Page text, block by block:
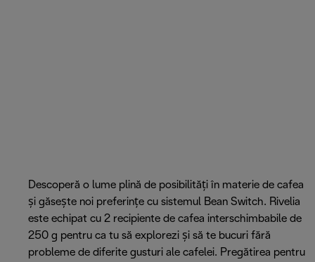
Descoperă o lume plină de posibilități în materie de cafea
și găsește noi preferințe cu sistemul Bean Switch. Rivelia
este echipat cu 2 recipiente de cafea interschimbabile de
250 g pentru ca tu să explorezi și să te bucuri fără
probleme de diferite gusturi ale cafelei. Pregătirea pentru